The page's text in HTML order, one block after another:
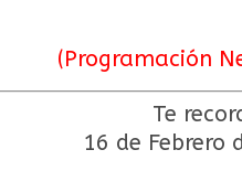
(Programación
Te
16 de Febrero